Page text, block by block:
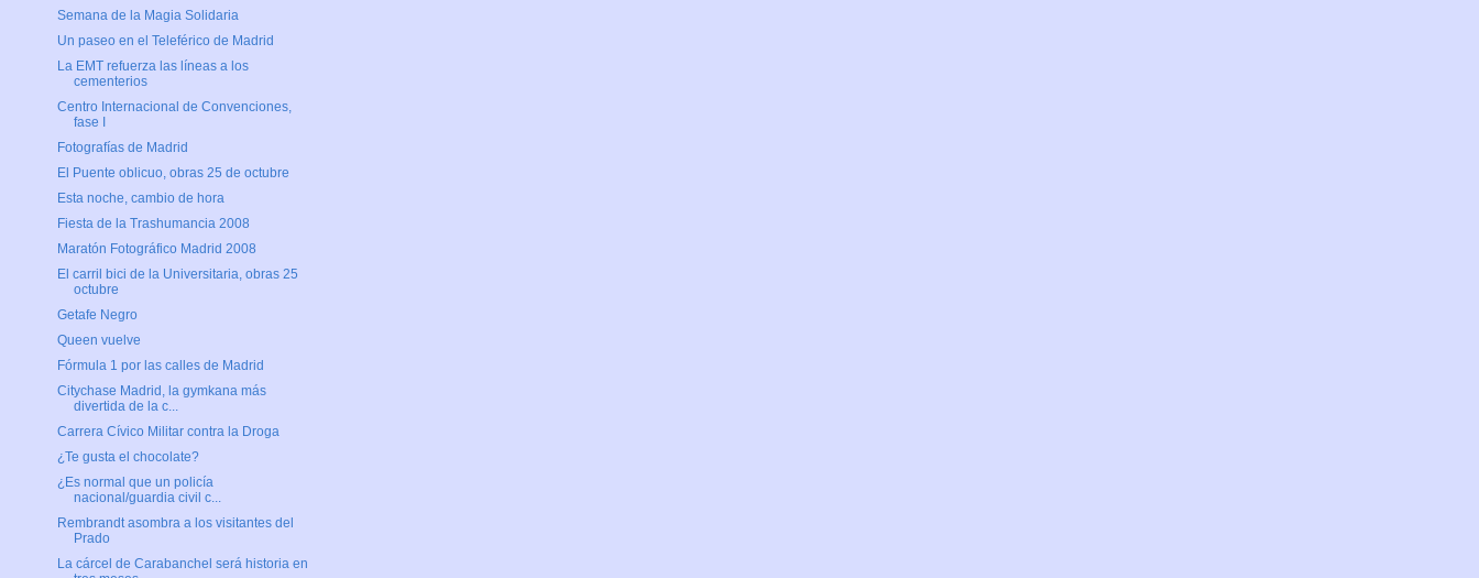
Semana de la Magia Solidaria
Un paseo en el Teleférico de Madrid
La EMT refuerza las líneas a los
cementerios
Centro Internacional de Convenciones,
fase I
Fotografías de Madrid
El Puente oblicuo, obras 25 de octubre
Esta noche, cambio de hora
Fiesta de la Trashumancia 2008
Maratón Fotográfico Madrid 2008
El carril bici de la Universitaria, obras 25
octubre
Getafe Negro
Queen vuelve
Fórmula 1 por las calles de Madrid
Citychase Madrid, la gymkana más
divertida de la c...
Carrera Cívico Militar contra la Droga
¿Te gusta el chocolate?
¿Es normal que un policía
nacional/guardia civil c...
Rembrandt asombra a los visitantes del
Prado
La cárcel de Carabanchel será historia en